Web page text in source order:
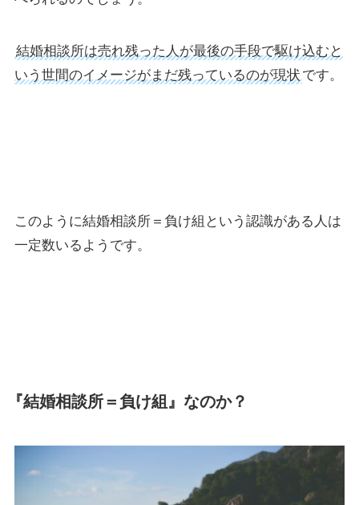
結婚相談所は売れ残った人が最後の手段で駆け込むと
いう世間のイメージがまだ残っているのが現状 です。
このように結婚相談所＝負け組という認識がある人は
一定数いるようです。
『結婚相談所＝負け組』なのか？